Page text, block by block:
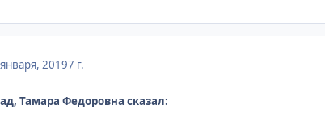
20197 г.
Тамара Федоровна сказал: